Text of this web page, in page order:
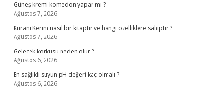
Güneş kremi komedon yapar mı ?
Ağustos 7, 2026
Kuranı Kerim nasıl bir kitaptır ve hangi özelliklere sahiptir ?
Ağustos 7, 2026
Gelecek korkusu neden olur ?
Ağustos 6, 2026
En sağlıklı suyun pH değeri kaç olmalı ?
Ağustos 6, 2026